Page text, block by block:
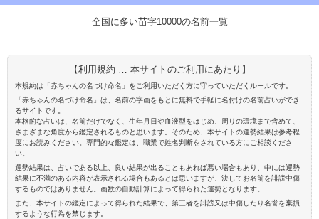
全国に多い苗字10000の名前一覧
【利用規約 … 本サイトのご利用にあたり】
本規約は「赤ちゃんの名づけ命名」をご利用いただく方に守っていただくルールです。
「赤ちゃんの名づけ命名」は、名前の字画をもとに無料で手軽に名付けの名前占いができ
るサイトです。
本格的な占いは、名前だけでなく、生年月日や血液型をはじめ、周りの環境まで含めて、
さまざまな角度から鑑定されるものと思います。そのため、本サイトの運勢結果は参考程
度にお読みください。専門的な鑑定は、職業で姓名判断をされている方にご相談くださ
い。
運勢結果は、占いである以上、良い結果が出ることもあれば悪い場合もあり、中には運勢
結果に不満のある内容が表示される場合もあるとは思いますが、決してお名前を誹謗中傷
するものではありません。画数の自動計算によって得られた運勢となります。
また、本サイトの鑑定によって得られた結果で、第三者を誹謗又は中傷したり名誉を棄損
するような行為を禁じます。